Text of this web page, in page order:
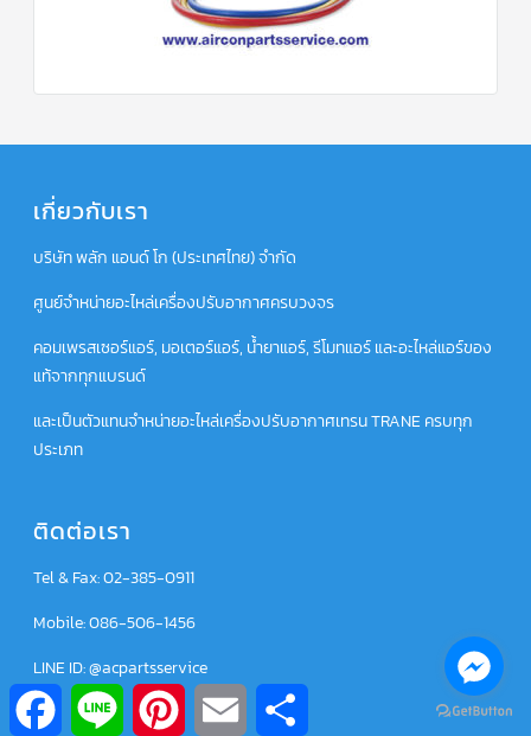
เกี่ยวกับเรา
บริษัท พลัก แอนด์ โก (ประเทศไทย) จำกัด
ศูนย์จำหน่ายอะไหล่เครื่องปรับอากาศครบวงจร
คอมเพรสเซอร์แอร์, มอเตอร์แอร์, น้ำยาแอร์, รีโมทแอร์ และอะไหล่แอร์ของ
แท้จากทุกแบรนด์
และเป็นตัวแทนจำหน่ายอะไหล่เครื่องปรับอากาศเทรน TRANE ครบทุก
ประเภท
ติดต่อเรา
Tel & Fax: 02-385-0911
Mobile: 086-506-1456
LINE ID: @acpartsservice
Facebook Line Pinterest Email